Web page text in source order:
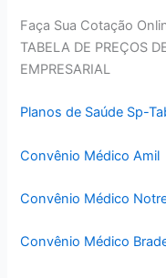
Faça Sua Cotação
TABELA DE PREÇOS
EMPRESARIAL
Planos de Saúde Sp-
Convênio Médico Amil
Convênio Médico
Convênio Médico